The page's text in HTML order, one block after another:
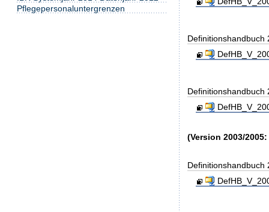
Definitionshandbuch
Definitionshandbuch
(Version 2003/
Definitionshandbuch
Pflegepersonaluntergrenzen